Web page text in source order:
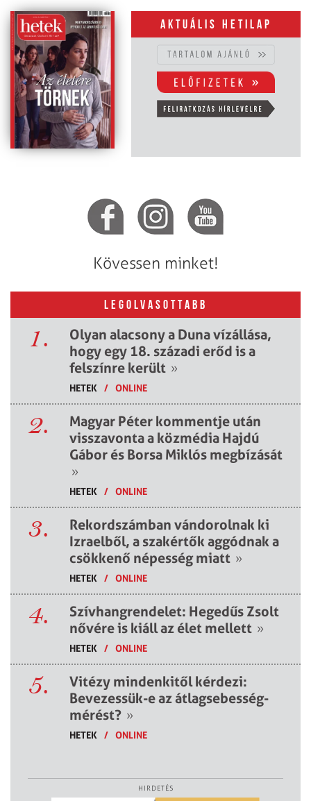
Aktuális hetilap
Kövessen minket!
LEGOLVASOTTABB
1.
Olyan alacsony a Duna vízállása,
hogy egy 18. századi erőd is a
felszínre került »
HETEK / ONLINE
2.
Magyar Péter kommentje után
visszavonta a közmédia Hajdú
Gábor és Borsa Miklós megbízását
»
HETEK / ONLINE
3.
Rekordszámban vándorolnak ki
Izraelből, a szakértők aggódnak a
csökkenő népesség miatt »
HETEK / ONLINE
4.
Szívhangrendelet: Hegedűs Zsolt
nővére is kiáll az élet mellett »
HETEK / ONLINE
5.
Vitézy mindenkitől kérdezi:
Bevezessük-e az átlagsebesség-
mérést? »
HETEK / ONLINE
HIRDETÉS